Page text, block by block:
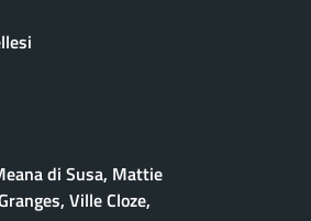
di Susa, Mattie
Ville Cloze,